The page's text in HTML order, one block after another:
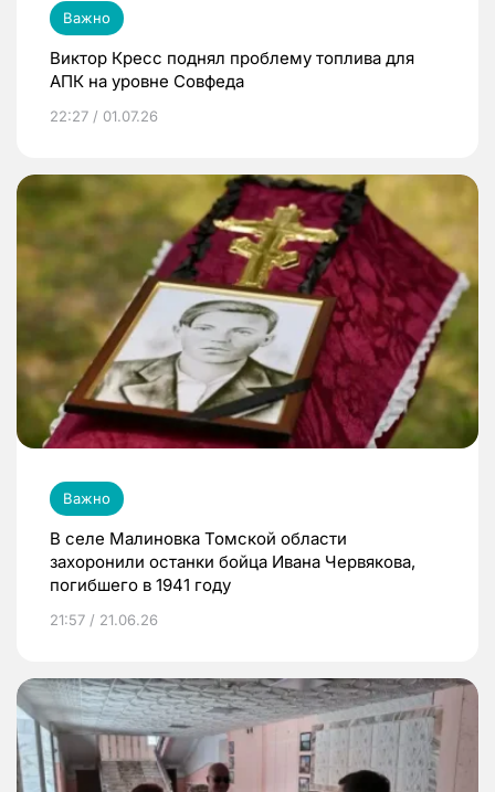
Важно
Виктор Кресс поднял проблему топлива для
АПК на уровне Совфеда
22:27 / 01.07.26
Важно
В селе Малиновка Томской области
захоронили останки бойца Ивана Червякова,
погибшего в 1941 году
21:57 / 21.06.26